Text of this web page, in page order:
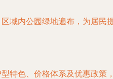
域内公园绿地遍布，为居民
特色、价格体系及优惠政策